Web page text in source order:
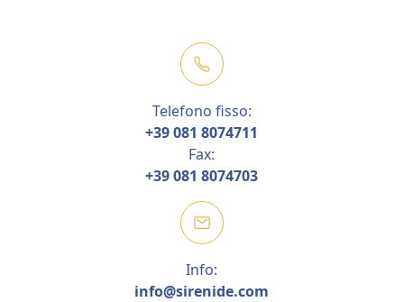
Telefono fisso:
+39 081 8074711
Fax:
+39 081 8074703
Info:
info@sirenide.com